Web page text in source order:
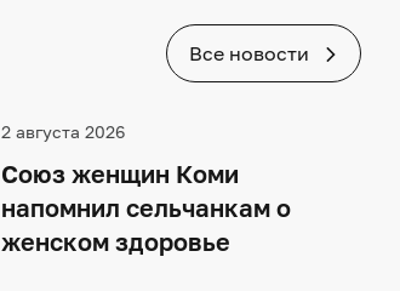
Все новости
2 августа 2026
Союз женщин Коми
напомнил сельчанкам о
женском здоровье